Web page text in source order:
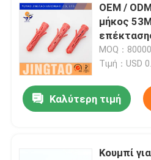
OEM /
μήκος
MOQ：
Τιμή：USD
Καλύτερη τιμή
Κουμπί